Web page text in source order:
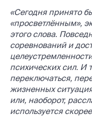
«Сегодня принято
«просветлённым»,
этого слова.
соревнований и
психических сил. И
переключаться,
жизненных
или, наоборот,
используется